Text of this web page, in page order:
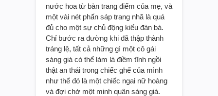
nước hoa từ bàn trang điểm của mẹ, và
một vài nét phấn sáp trang nhã là quá
đủ cho một sự chủ động kiểu đàn bà.
Chỉ bước ra đường khi đã thập thành
tráng lệ, tất cả những gì một cô gái
sáng giá có thể làm là điềm tĩnh ngồi
thật an thái trong chiếc ghế của mình
như thể đó là một chiếc ngai nữ hoàng
và đợi chờ một minh quân sáng giá.